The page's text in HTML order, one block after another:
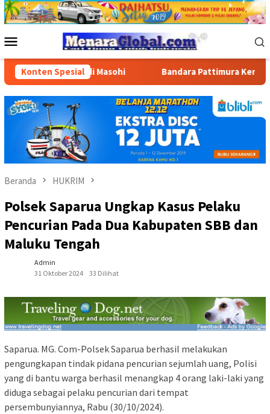
Loncat
ke
Mobile
Konten Spesial
di Masohi Bandara Pattimura Kenalkan Dunia
Beranda HUKRIM
Polsek Saparua Ungkap Kasus Pelaku
Pencurian Pada Dua Kabupaten SBB dan
Maluku Tengah
Admin
31 Oktober 2024
33 Dilihat
Saparua. MG. Com-Polsek Saparua berhasil melakukan
pengungkapan tindak pidana pencurian sejumlah uang, Polisi
yang di bantu warga berhasil menangkap 4 orang laki-laki yang
diduga sebagai pelaku pencurian dari tempat
persembunyiannya, Rabu (30/10/2024).